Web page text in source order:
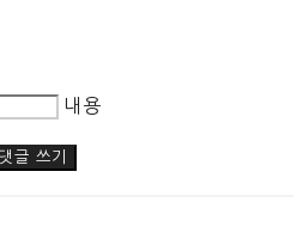
내용
댓글 쓰기